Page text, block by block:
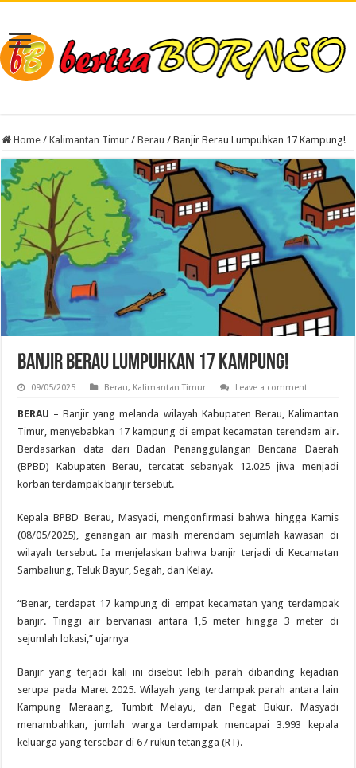
Home / Kalimantan Timur / Berau / Banjir Berau Lumpuhkan 17 Kampung!
Banjir Berau Lumpuhkan 17 Kampung!
09/05/2025 Berau, Kalimantan Timur Leave a comment
BERAU – Banjir yang melanda wilayah Kabupaten Berau, Kalimantan
Timur, menyebabkan 17 kampung di empat kecamatan terendam air.
Berdasarkan data dari Badan Penanggulangan Bencana Daerah
(BPBD) Kabupaten Berau, tercatat sebanyak 12.025 jiwa menjadi
korban terdampak banjir tersebut.
Kepala BPBD Berau, Masyadi, mengonfirmasi bahwa hingga Kamis
(08/05/2025), genangan air masih merendam sejumlah kawasan di
wilayah tersebut. Ia menjelaskan bahwa banjir terjadi di Kecamatan
Sambaliung, Teluk Bayur, Segah, dan Kelay.
“Benar, terdapat 17 kampung di empat kecamatan yang terdampak
banjir. Tinggi air bervariasi antara 1,5 meter hingga 3 meter di
sejumlah lokasi,” ujarnya
Banjir yang terjadi kali ini disebut lebih parah dibanding kejadian
serupa pada Maret 2025. Wilayah yang terdampak parah antara lain
Kampung Meraang, Tumbit Melayu, dan Pegat Bukur. Masyadi
menambahkan, jumlah warga terdampak mencapai 3.993 kepala
keluarga yang tersebar di 67 rukun tetangga (RT).